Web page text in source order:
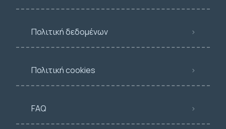
Πολιτική δεδομένων
Πολιτική cookies
FAQ